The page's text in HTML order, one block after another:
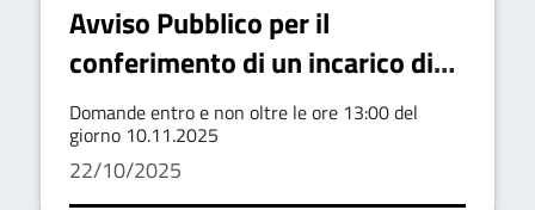
Avviso Pubblico per il
conferimento di un incarico di
collaborazione autonomo
professionale a favore di n. 1
Psicologo
Domande entro e non oltre le ore 13:00 del
giorno 10.11.2025
22/10/2025